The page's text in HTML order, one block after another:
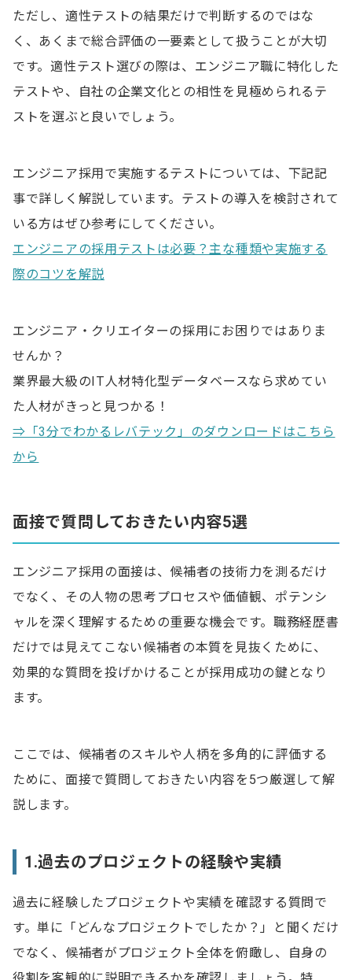
ただし、適性テストの結果だけで判断するのではな
く、あくまで総合評価の一要素として扱うことが大切
です。適性テスト選びの際は、エンジニア職に特化した
テストや、自社の企業文化との相性を見極められるテ
ストを選ぶと良いでしょう。
エンジニア採用で実施するテストについては、下記記
事で詳しく解説しています。テストの導入を検討されて
いる方はぜひ参考にしてください。
エンジニアの採用テストは必要？主な種類や実施する
際のコツを解説
エンジニア・クリエイターの採用にお困りではありま
せんか？
業界最大級のIT人材特化型データベースなら求めてい
た人材がきっと見つかる！
⇒「3分でわかるレバテック」のダウンロードはこちら
から
面接で質問しておきたい内容5選
エンジニア採用の面接は、候補者の技術力を測るだけ
でなく、その人物の思考プロセスや価値観、ポテンシ
ャルを深く理解するための重要な機会です。職務経歴書
だけでは見えてこない候補者の本質を見抜くために、
効果的な質問を投げかけることが採用成功の鍵となり
ます。
ここでは、候補者のスキルや人柄を多角的に評価する
ために、面接で質問しておきたい内容を5つ厳選して解
説します。
1.過去のプロジェクトの経験や実績
過去に経験したプロジェクトや実績を確認する質問で
す。単に「どんなプロジェクトでしたか？」と聞くだけ
でなく、候補者がプロジェクト全体を俯瞰し、自身の